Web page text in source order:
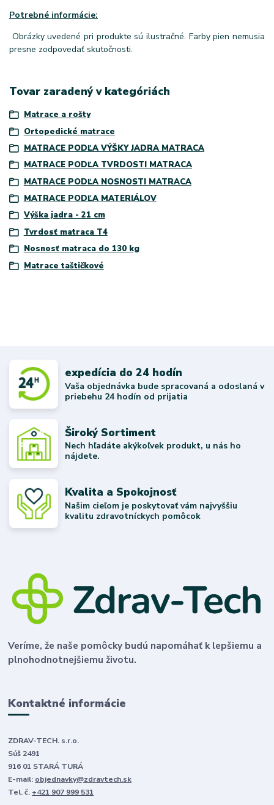
Potrebné informácie:
Obrázky uvedené pri produkte sú ilustračné. Farby pien nemusia
presne zodpovedať skutočnosti.
Tovar zaradený v kategóriách
Matrace a rošty
Ortopedické matrace
MATRACE PODĽA VÝŠKY JADRA MATRACA
MATRACE PODĽA TVRDOSTI MATRACA
MATRACE PODĽA NOSNOSTI MATRACA
MATRACE PODĽA MATERIÁLOV
Výška jadra - 21 cm
Tvrdosť matraca T4
Nosnosť matraca do 130 kg
Matrace taštičkové
expedícia do 24 hodín
Vaša objednávka bude spracovaná a odoslaná v
priebehu 24 hodín od prijatia
Široký Sortiment
Nech hľadáte akýkoľvek produkt, u nás ho
nájdete.
Kvalita a Spokojnosť
Našim cieľom je poskytovať vám najvyššiu
kvalitu zdravotníckych pomôcok
Veríme, že naše pomôcky budú napomáhať k lepšiemu a
plnohodnotnejšiemu životu.
Kontaktné informácie
ZDRAV-TECH. s.r.o.
Súš 2491
916 01 STARÁ TURÁ
E-mail: objednavky@zdravtech.sk
Tel. č. +421 907 999 531